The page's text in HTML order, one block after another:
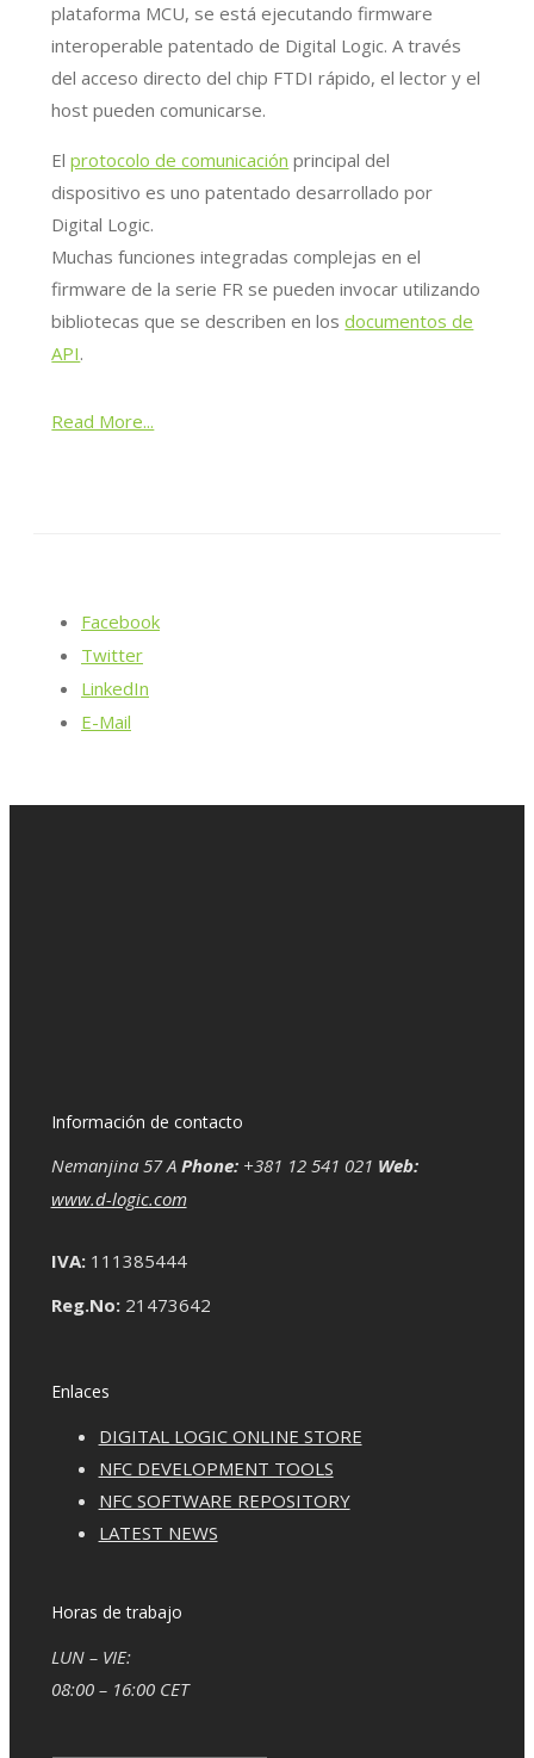
plataforma MCU, se está ejecutando firmware
interoperable patentado de Digital Logic. A través
del acceso directo del chip FTDI rápido, el lector y el
host pueden comunicarse.
Elprotocolo de comunicación principal del
dispositivo es uno patentado desarrollado por
Digital Logic.
Muchas funciones integradas complejas en el
firmware de la serie FR se pueden invocar utilizando
bibliotecas que se describen en losdocumentos de
API.
Read More...
Facebook
Twitter
LinkedIn
E-Mail
Información de contacto
Nemanjina 57 A Phone:+381 12 541 021 Web:
www.d-logic.com
IVA:111385444
Reg.No:21473642
Enlaces
DIGITAL LOGIC ONLINE STORE
NFC DEVELOPMENT TOOLS
NFC SOFTWARE REPOSITORY
LATEST NEWS
Horas de trabajo
LUN – VIE:
08:00 – 16:00 CET